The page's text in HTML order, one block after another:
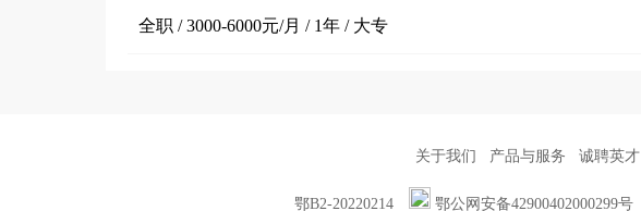
全职 / 3000-6000元/月 / 1年 / 大专
关于我们 产品与服务 诚聘英才
鄂B2-20220214 鄂公网安备42900402000299号